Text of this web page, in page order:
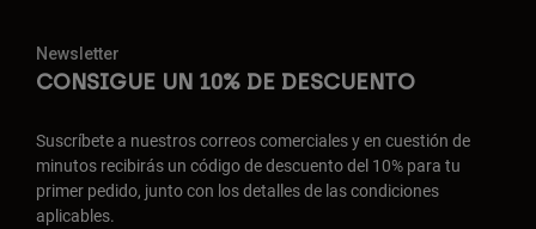
Newsletter
CONSIGUE UN 10% DE DESCUENTO
Suscríbete a nuestros correos comerciales y en cuestión de
minutos recibirás un código de descuento del 10% para tu
primer pedido, junto con los detalles de las condiciones
aplicables.